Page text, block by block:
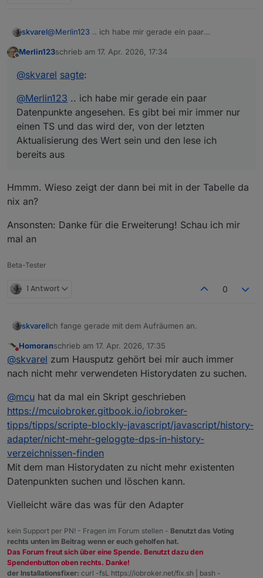
skvarel@Merlin123 .. ich habe mir gerade ein paar
einen TS und das wird der, von der letzten
aus
Offline
Merlin123schrieb am 17. Apr. 2026, 17:34
zuletzt editiert von
@skvarel sagte:
@Merlin123 .. ich habe mir gerade ein paar
Datenpunkte angesehen. Es gibt bei mir immer nur
einen TS und das wird der, von der letzten
Aktualisierung des Wert sein und den lese ich
bereits aus
Hmmm. Wieso zeigt der dann bei mit in der Tabelle da
nix an?
Ansonsten: Danke für die Erweiterung! Schau ich mir
mal an
Beta-Tester
1 Antwort 0
skvarelIch fange gerade mit dem Aufräumen an.
Zwei Bildschirme. Auf einem die VIS mit der Tabelle
und einem Trigger-Button und auf dem anderen
Bildschirm die Objekte.
Die Tabelle aktualisiert sich sofort nach dem Klick auf
(tidy.0.userdata.trigger)
Nicht stören
Homoranschrieb am 17. Apr. 2026, 17:35
zuletzt editiert von
@skvarel zum Hausputz gehört bei mir auch immer
nach nicht mehr verwendeten Historydaten zu suchen.
@mcu hat da mal ein Skript geschrieben
https://mcuiobroker.gitbook.io/iobroker-
tipps/tipps/scripte-blockly-javascript/javascript/history-
adapter/nicht-mehr-geloggte-dps-in-history-
verzeichnissen-finden
Mit dem man Historydaten zu nicht mehr existenten
Datenpunkten suchen und löschen kann.
Vielleicht wäre das was für den Adapter
kein Support per PN! - Fragen im Forum stellen - Benutzt das Voting
rechts unten im Beitrag wenn er euch geholfen hat.
Das Forum freut sich über eine Spende. Benutzt dazu den
Spendenbutton oben rechts. Danke!
der Installationsfixer: curl -fsL https://iobroker.net/fix.sh | bash -